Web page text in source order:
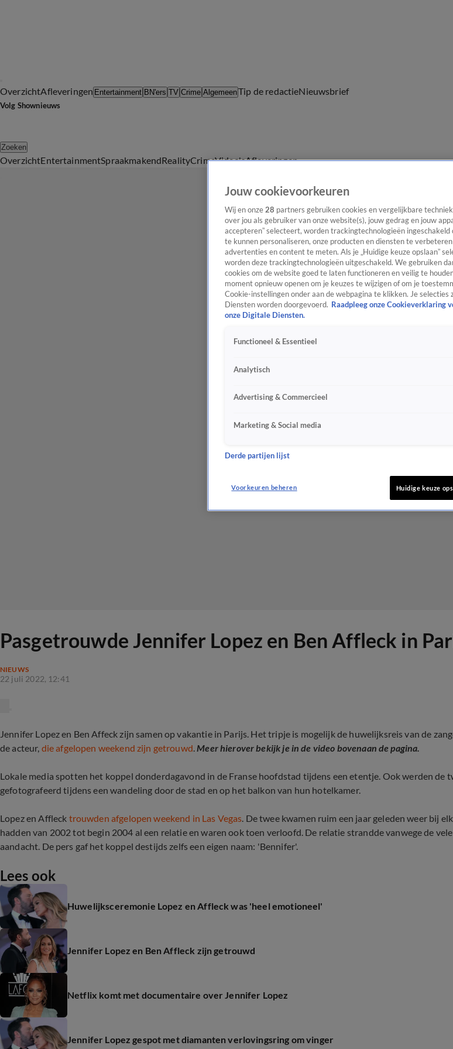
OverzichtAfleveringen Entertainment BN'ers TV Crime AlgemeenTip de redactieNieuwsbrief
Volg Shownieuws
Zoeken
OverzichtEntertainmentSpraakmakendRealityCrimeVideo'sAfleveringen
Pasgetrouwde Jennifer Lopez en Ben Affleck in
NIEUWS
22 juli 2022, 12:41
Jennifer Lopez en Ben Affeck zijn samen op vakantie in Parijs. Het tripje is mogelijk de huwelijksreis van de
de acteur, die afgelopen weekend zijn getrouwd.Meer hierover bekijk je in de video bovenaan de pagina.
Lokale media spotten het koppel donderdagavond in de Franse hoofdstad tijdens een etentje. Ook werden de
gefotografeerd tijdens een wandeling door de stad en op het balkon van hun hotelkamer.
Lopez en Affleck trouwden afgelopen weekend in Las Vegas. De twee kwamen ruim een jaar geleden weer bij
hadden van 2002 tot begin 2004 al een relatie en waren ook toen verloofd. De relatie strandde vanwege de
aandacht. De pers gaf het koppel destijds zelfs een eigen naam: 'Bennifer'.
Lees ook
Huwelijksceremonie Lopez en Affleck was 'heel emotioneel'
Jennifer Lopez en Ben Affleck zijn getrouwd
Netflix komt met documentaire over Jennifer Lopez
Jennifer Lopez gespot met diamanten verlovingsring om vinger
Jouw cookievoorkeuren
Wij en onze 28 partners gebruiken cookies en vergelijkbare
over jou als gebruiker van onze website(s), jouw gedrag en jouw
accepteren” selecteert, worden trackingtechnologieën
te kunnen personaliseren, onze producten en diensten te
advertenties en content te meten. Als je „Huidige keuze opslaan”
worden deze trackingtechnologieën uitgeschakeld. We gebruiken
cookies om de website goed te laten functioneren en veilig te
moment opnieuw openen om je keuzes te wijzigen of om je
Cookie-instellingen onder aan de webpagina te klikken. Je selecties
Diensten worden doorgevoerd. Raadpleeg onze Cookieverklaring
onze Digitale Diensten.
Functioneel & Essentieel
Analytisch
Advertising & Commercieel
Marketing & Social media
Derde partijen lijst
Voorkeuren beheren Huidige keuze